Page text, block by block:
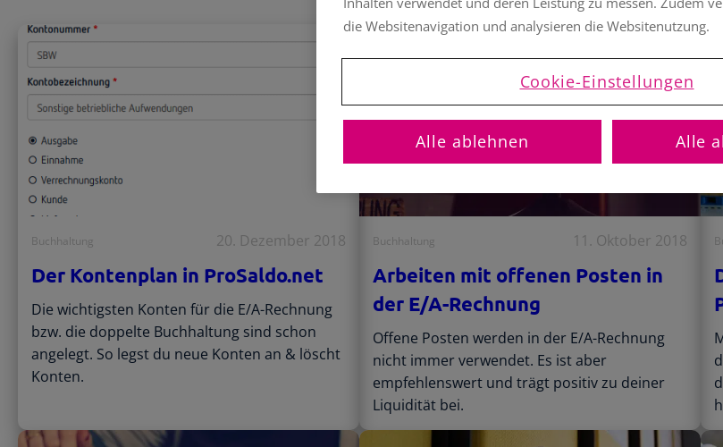
Buchhaltung 20. Dezember 2018
Der Kontenplan in ProSaldo.net
Die wichtigsten Konten für die E/A-Rechnung
bzw. die doppelte Buchhaltung sind schon
angelegt. So legst du neue Konten an & löscht
Konten.
Buchhaltung 11. Oktober 2018
Arbeiten mit offenen Posten in
der E/A-Rechnung
Offene Posten werden in der E/A-Rechnung
nicht immer verwendet. Es ist aber
empfehlenswert und trägt positiv zu deiner
Liquidität bei.
die Websitenavigation und analysieren die Websitenutzung.
Cookie-Einstellungen
Alle ablehnen Alle